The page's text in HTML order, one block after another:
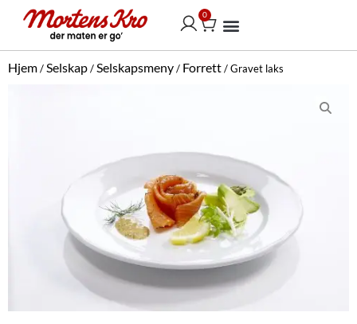
Hopp
innholdet
0
Handlekurv
Hjem/Selskap/Selskapsmeny/ Forrett/ Gravet laks